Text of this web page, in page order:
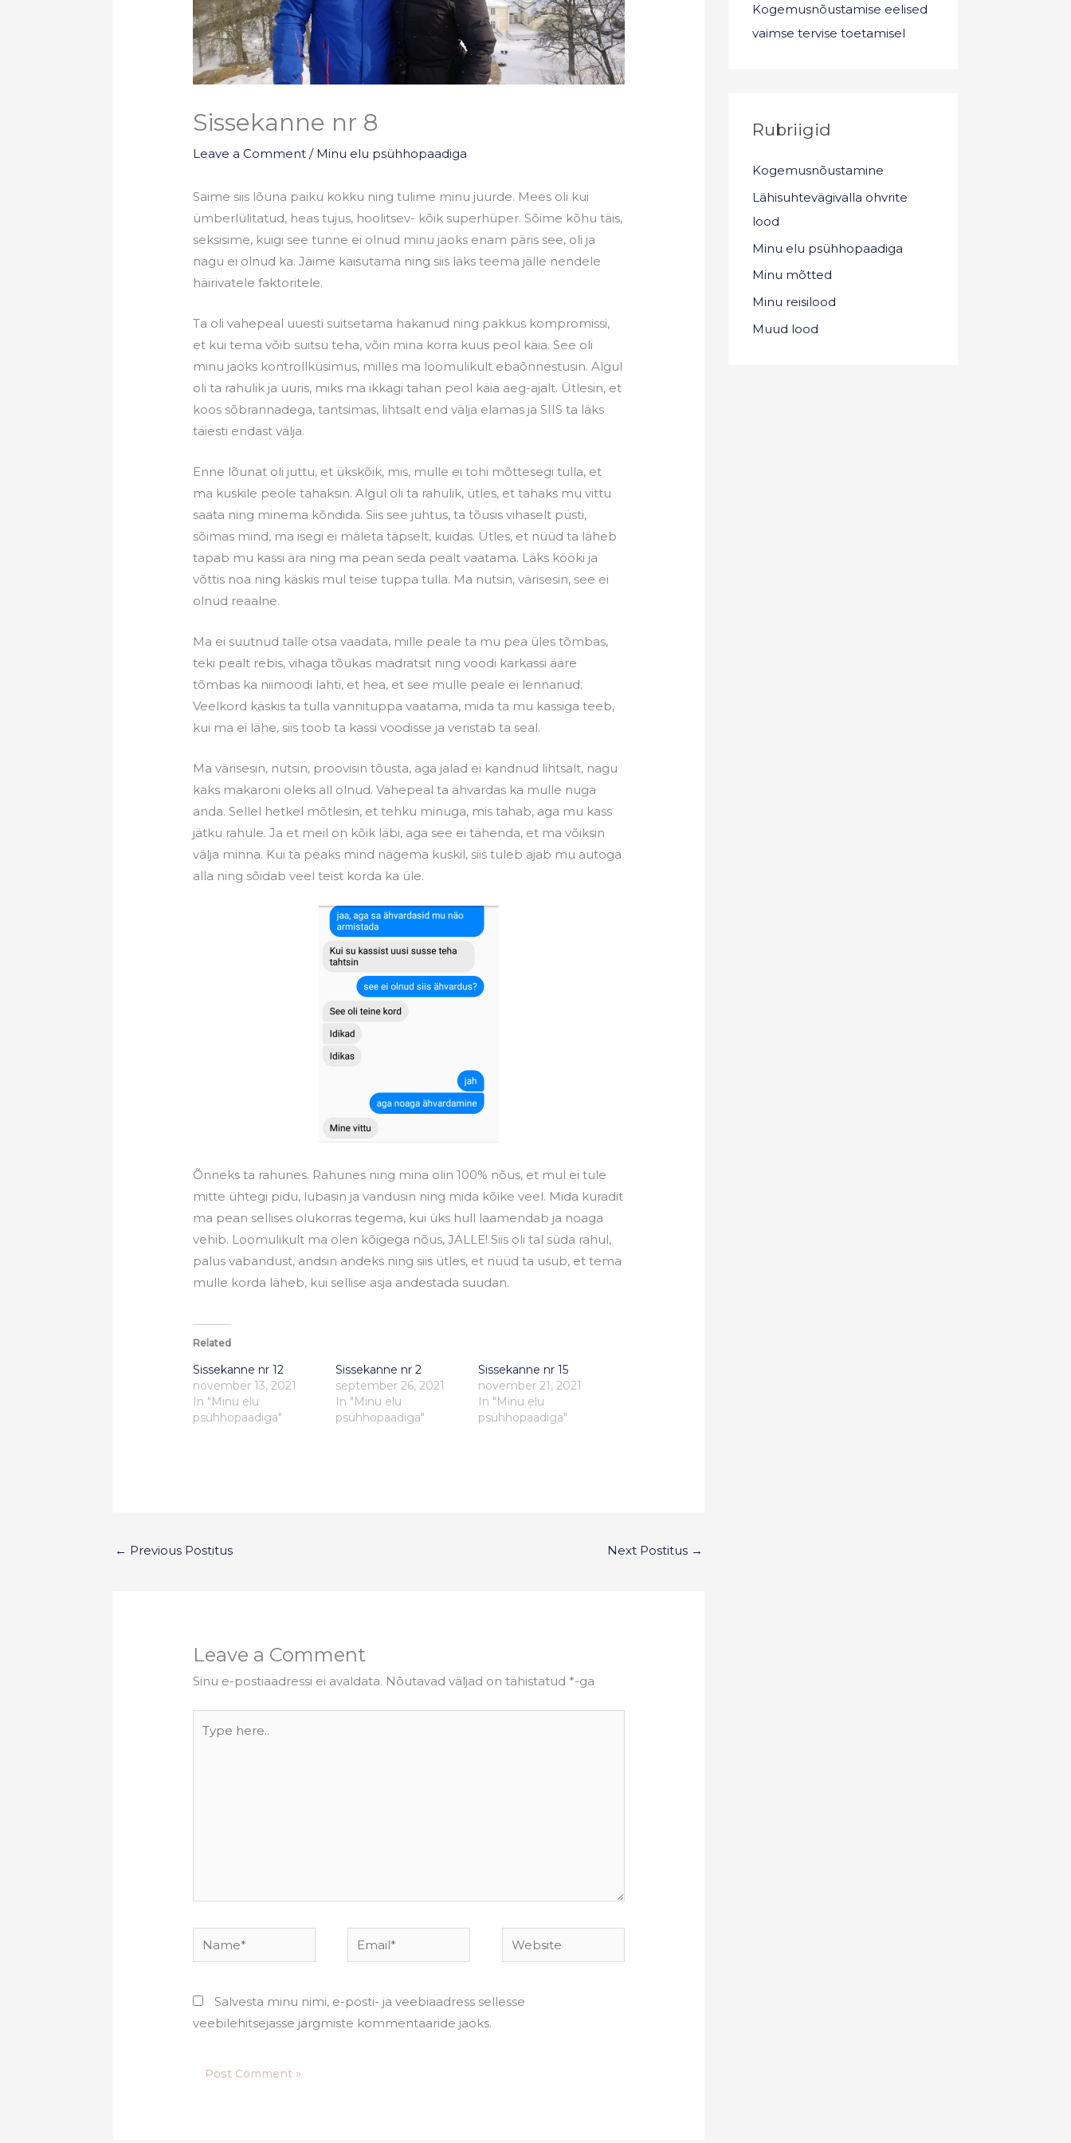
Sissekanne nr 8
Leave a Comment / Minu elu psühhopaadiga
Saime siis lõuna paiku kokku ning tulime minu juurde. Mees oli kui
ümberlülitatud, heas tujus, hoolitsev- kõik superhüper. Sõime kõhu täis,
seksisime, kuigi see tunne ei olnud minu jaoks enam päris see, oli ja
nagu ei olnud ka. Jäime kaisutama ning siis läks teema jälle nendele
häirivatele faktoritele.
Ta oli vahepeal uuesti suitsetama hakanud ning pakkus kompromissi,
et kui tema võib suitsu teha, võin mina korra kuus peol käia. See oli
minu jaoks kontrollküsimus, milles ma loomulikult ebaõnnestusin. Algul
oli ta rahulik ja uuris, miks ma ikkagi tahan peol käia aeg-ajalt. Ütlesin, et
koos sõbrannadega, tantsimas, lihtsalt end välja elamas ja SIIS ta läks
täiesti endast välja.
Enne lõunat oli juttu, et ükskõik, mis, mulle ei tohi mõttesegi tulla, et
ma kuskile peole tahaksin. Algul oli ta rahulik, ütles, et tahaks mu vittu
saata ning minema kõndida. Siis see juhtus, ta tõusis vihaselt püsti,
sõimas mind, ma isegi ei mäleta täpselt, kuidas. Ütles, et nüüd ta läheb
tapab mu kassi ära ning ma pean seda pealt vaatama. Läks kööki ja
võttis noa ning käskis mul teise tuppa tulla. Ma nutsin, värisesin, see ei
olnud reaalne.
Ma ei suutnud talle otsa vaadata, mille peale ta mu pea üles tõmbas,
teki pealt rebis, vihaga tõukas madratsit ning voodi karkassi ääre
tõmbas ka niimoodi lahti, et hea, et see mulle peale ei lennanud.
Veelkord käskis ta tulla vannituppa vaatama, mida ta mu kassiga teeb,
kui ma ei lähe, siis toob ta kassi voodisse ja veristab ta seal.
Ma värisesin, nutsin, proovisin tõusta, aga jalad ei kandnud lihtsalt, nagu
kaks makaroni oleks all olnud. Vahepeal ta ähvardas ka mulle nuga
anda. Sellel hetkel mõtlesin, et tehku minuga, mis tahab, aga mu kass
jätku rahule. Ja et meil on kõik läbi, aga see ei tähenda, et ma võiksin
välja minna. Kui ta peaks mind nägema kuskil, siis tuleb ajab mu autoga
alla ning sõidab veel teist korda ka üle.
Õnneks ta rahunes. Rahunes ning mina olin 100% nõus, et mul ei tule
mitte ühtegi pidu, lubasin ja vandusin ning mida kõike veel. Mida kuradit
ma pean sellises olukorras tegema, kui üks hull laamendab ja noaga
vehib. Loomulikult ma olen kõigega nõus, JÄLLE! Siis oli tal süda rahul,
palus vabandust, andsin andeks ning siis ütles, et nüüd ta usub, et tema
mulle korda läheb, kui sellise asja andestada suudan.
Related
Sissekanne nr 12
november 13, 2021
In "Minu elu
psühhopaadiga"
Sissekanne nr 2
september 26, 2021
In "Minu elu
psühhopaadiga"
Sissekanne nr 15
november 21, 2021
In "Minu elu
psühhopaadiga"
← Previous Postitus Next Postitus →
Leave a Comment
Sinu e-postiaadressi ei avaldata. Nõutavad väljad on tähistatud *-ga
here..
Name* Email* Website
Salvesta minu nimi, e-posti- ja veebiaadress sellesse
veebilehitsejasse järgmiste kommentaaride jaoks.
Kogemusnõustamise eelised
vaimse tervise toetamisel
Rubriigid
Kogemusnõustamine
Lähisuhtevägivalla ohvrite
lood
Minu elu psühhopaadiga
Minu mõtted
Minu reisilood
Muud lood